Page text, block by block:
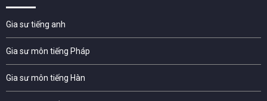
Gia sư tiếng anh
Gia sư môn tiếng Pháp
Gia sư môn tiếng Hàn